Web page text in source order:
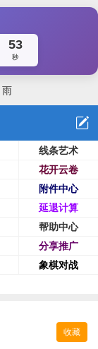
52
秒
线条艺术
花开云卷
附件中心
延退计算
帮助中心
分享推广
象棋对战
收藏